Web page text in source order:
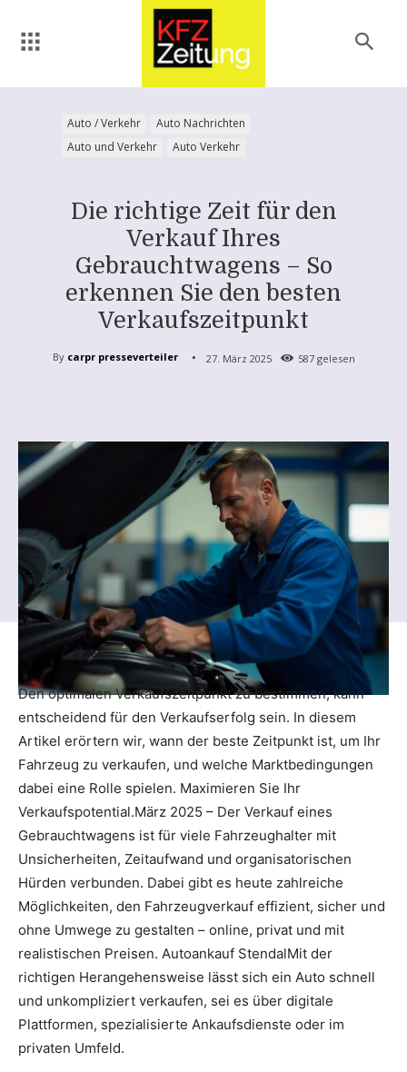
Auto / Verkehr
Auto Nachrichten
Auto und Verkehr
Auto Verkehr
Die richtige Zeit für den
Verkauf Ihres
Gebrauchtwagens – So
erkennen Sie den besten
Verkaufszeitpunkt
By carpr presseverteiler 27. März 2025 587gelesen
Den optimalen Verkaufszeitpunkt zu bestimmen, kann
entscheidend für den Verkaufserfolg sein. In diesem
Artikel erörtern wir, wann der beste Zeitpunkt ist, um Ihr
Fahrzeug zu verkaufen, und welche Marktbedingungen
dabei eine Rolle spielen. Maximieren Sie Ihr
Verkaufspotential.März 2025 – Der Verkauf eines
Gebrauchtwagens ist für viele Fahrzeughalter mit
Unsicherheiten, Zeitaufwand und organisatorischen
Hürden verbunden. Dabei gibt es heute zahlreiche
Möglichkeiten, den Fahrzeugverkauf effizient, sicher und
ohne Umwege zu gestalten – online, privat und mit
realistischen Preisen. Autoankauf StendalMit der
richtigen Herangehensweise lässt sich ein Auto schnell
und unkompliziert verkaufen, sei es über digitale
Plattformen, spezialisierte Ankaufsdienste oder im
privaten Umfeld.